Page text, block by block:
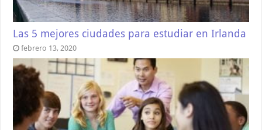
Las 5 mejores ciudades para estudiar en Irlanda
febrero 13, 2020